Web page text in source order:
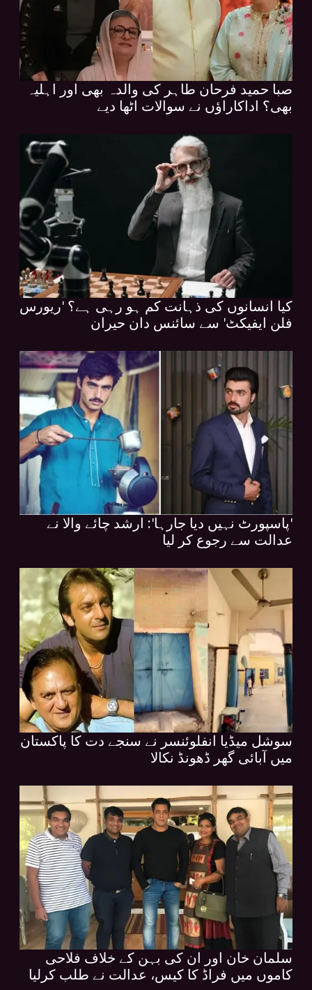
صبا حمید فرحان طاہر کی والدہ بھی اور اہلیہ
بھی؟ اداکاراؤں نے سوالات اٹھا دیے
کیا انسانوں کی ذہانت کم ہو رہی ہے؟ 'ریورس
فلن ایفیکٹ' سے سائنس دان حیران
'پاسپورٹ نہیں دیا جارہا': ارشد چائے والا نے
عدالت سے رجوع کر لیا
سوشل میڈیا انفلوئنسر نے سنجے دت کا پاکستان
میں آبائی گھر ڈھونڈ نکالا
سلمان خان اور ان کی بہن کے خلاف فلاحی
کاموں میں فراڈ کا کیس، عدالت نے طلب کرلیا